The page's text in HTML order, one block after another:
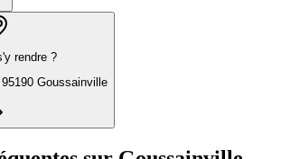
rendre ?
Goussainville